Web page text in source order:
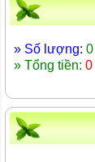
» Số lượng: 0
» Tổng tiền: 0